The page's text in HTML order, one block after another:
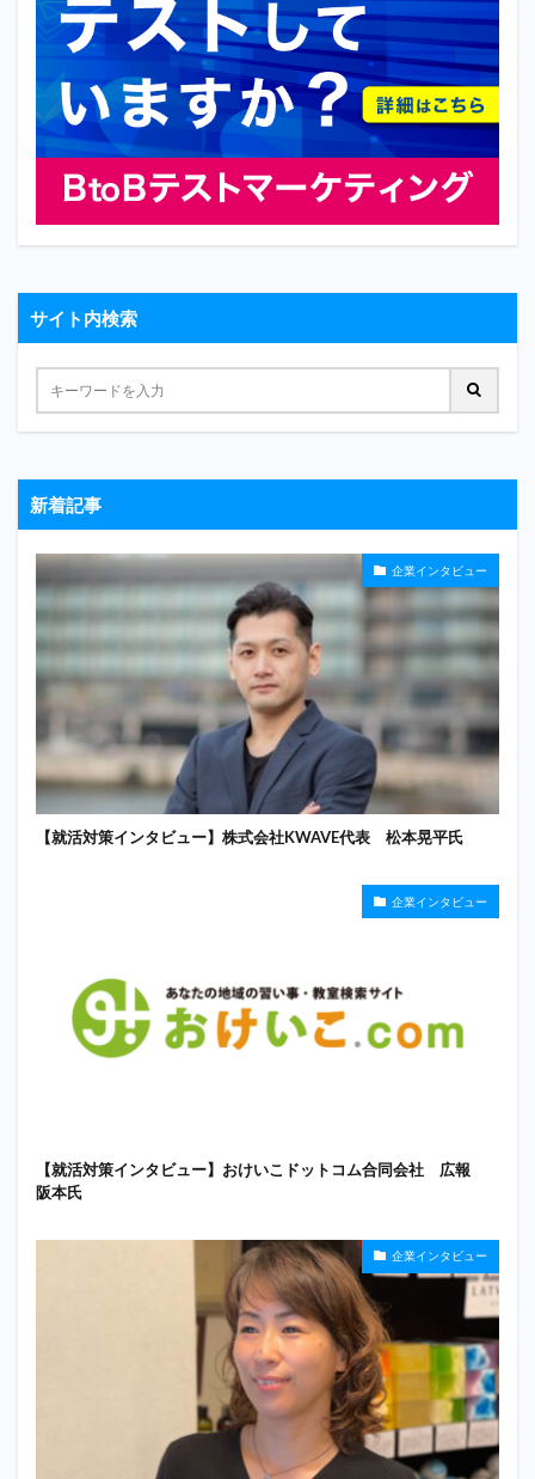
サイト内検索
新着記事
企業インタビュー
【就活対策インタビュー】株式会社KWAVE代表 松本晃平氏
企業インタビュー
【就活対策インタビュー】おけいこドットコム合同会社 広報
阪本氏
企業インタビュー